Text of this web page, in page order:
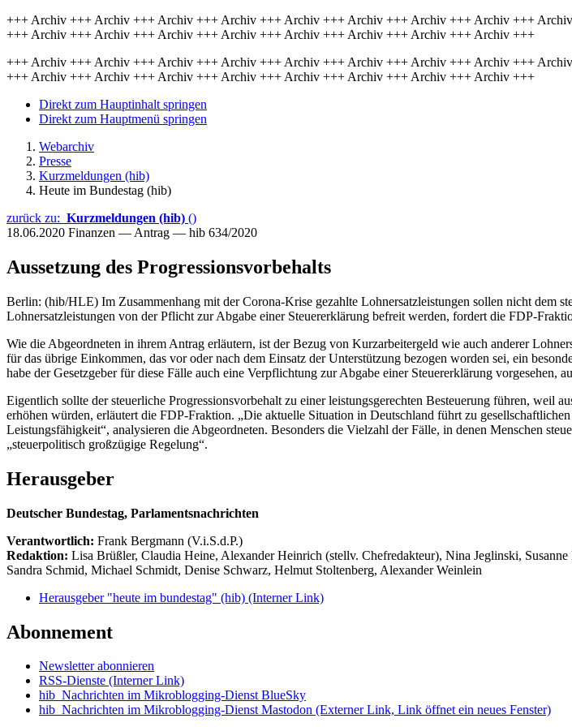
+++ Archiv +++ Archiv +++ Archiv +++ Archiv +++ Archiv +++ Archiv +++ Archiv +++ Archiv +++
+++ Archiv +++ Archiv +++ Archiv +++ Archiv +++ Archiv +++ Archiv +++ Archiv +++ Archiv +++
+++ Archiv +++ Archiv +++ Archiv +++ Archiv +++ Archiv +++ Archiv +++ Archiv +++ Archiv +++
+++ Archiv +++ Archiv +++ Archiv +++ Archiv +++ Archiv +++ Archiv +++ Archiv +++ Archiv +++
Direkt zum Hauptinhalt springen
Direkt zum Hauptmenü springen
Webarchiv
Presse
Kurzmeldungen (hib)
Heute im Bundestag (hib)
zurück zu: Kurzmeldungen (hib) ()
18.06.2020 Finanzen — Antrag — hib 634/2020
Aussetzung des Progressionsvorbehalts
Berlin: (hib/HLE) Im Zusammenhang mit der Corona-Krise gezahlte Lohnersatzleistungen sollen nicht dem
Lohnersatzleistungen von der Pflicht zur Abgabe einer Steuererklärung befreit werden, fordert die FDP-
Wie die Abgeordneten in ihrem Antrag erläutern, ist der Bezug von Kurzarbeitergeld wie auch anderer
für das übrige Einkommen, das vor oder nach dem Einsatz der Unterstützung bezogen worden sei, ein
habe der Gesetzgeber für diese Fälle auch eine Verpflichtung zur Abgabe einer Steuererklärung vorgesehen,
Eigentlich sollte der steuerliche Progressionsvorbehalt zu einer leistungsgerechten Besteuerung führen, weil
erhöhen würden, erläutert die FDP-Fraktion. „Die aktuelle Situation in Deutschland führt zu
Leistungsfähigkeit“, analysieren die Abgeordneten. Besonders die Vielzahl der Fälle, in denen Menschen
„steuerpolitisch großzügige Regelung“.
Herausgeber
Deutscher Bundestag, Parlamentsnachrichten
Verantwortlich: Frank Bergmann (V.i.S.d.P.)
Redaktion: Lisa Brüßler, Claudia Heine, Alexander Heinrich (stellv. Chefredakteur), Nina Jeglinski,
Sandra Schmid, Michael Schmidt, Denise Schwarz, Helmut Stoltenberg, Alexander Weinlein
Herausgeber "heute im bundestag" (hib) (Interner Link)
Abonnement
Newsletter abonnieren
RSS-Dienste (Interner Link)
hib_Nachrichten im Mikroblogging-Dienst BlueSky
hib_Nachrichten im Mikroblogging-Dienst Mastodon (Externer Link, Link öffnet ein neues Fenster)